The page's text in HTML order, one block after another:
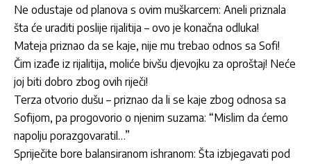
Ne odustaje od planova s ovim muškarcem: Aneli priznala
šta će uraditi poslije rijalitija – ovo je konačna odluka!
Mateja priznao da se kaje, nije mu trebao odnos sa Sofi!
Čim izađe iz rijalitija, moliće bivšu djevojku za oproštaj! Neće
joj biti dobro zbog ovih riječi!
Terza otvorio dušu – priznao da li se kaje zbog odnosa sa
Sofijom, pa progovorio o njenim suzama: “Mislim da ćemo
napolju porazgovaratil…”
Spriječite bore balansiranom ishranom: Šta izbjegavati pod